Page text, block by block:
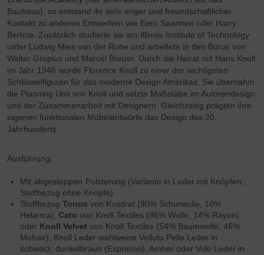
Bauhaus), so entstand ihr sehr enger und freundschaftlicher
Kontakt zu anderen Entwerfern wie Eero Saarinen oder Harry
Bertoia. Zusätzlich studierte sie am Illinois Institute of Technology
unter Ludwig Mies van der Rohe und arbeitete in den Büros von
Walter Gropius und Marcel Breuer. Durch die Heirat mit Hans Knoll
im Jahr 1946 wurde Florence Knoll zu einer der wichtigsten
Schlüsselfiguren für das moderne Design Amerikas. Sie übernahm
die Planning Unit von Knoll und setzte Maßstäbe im Autorendesign
und der Zusammenarbeit mit Designern. Gleichzeitig prägten ihre
eigenen funktionalen Möbelentwürfe das Design des 20.
Jahrhunderts.
Ausführung:
Mit abgesteppter Polsterung (Variante in Leder mit Knöpfen,
Stoffbezug ohne Knöpfe)
StoffbezugTonus von Kvadrat (90% Schurwolle, 10%
Helanca), Cato von Knoll Textiles (86% Wolle, 14% Rayon)
oder Knoll Velvet von Knoll Textiles (54% Baumwolle, 46%
Mohair), Knoll Leder wahlweise Velluto Pelle Leder in
schwarz, dunkelbraun (Expresso), Amber oder Volo Leder in